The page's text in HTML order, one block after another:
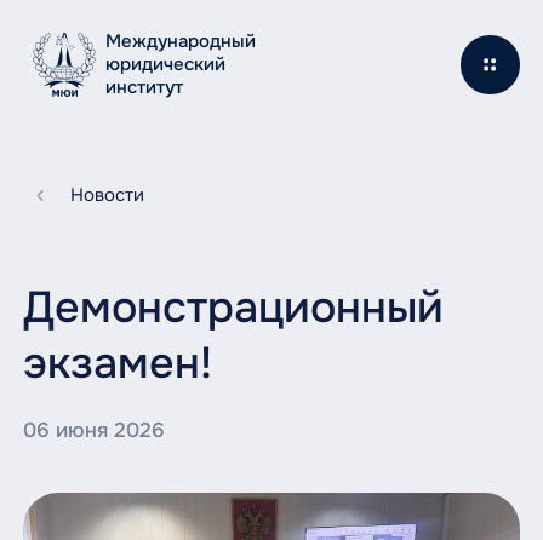
Международный
юридический
институт
Новости
Демонстрационный
экзамен!
06 июня 2026